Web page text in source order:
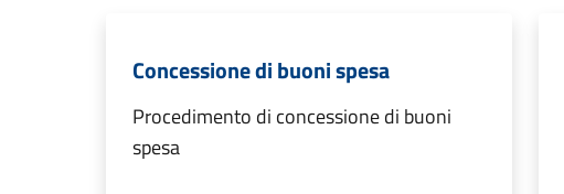
Concessione di buoni spesa
Procedimento di concessione di buoni
spesa